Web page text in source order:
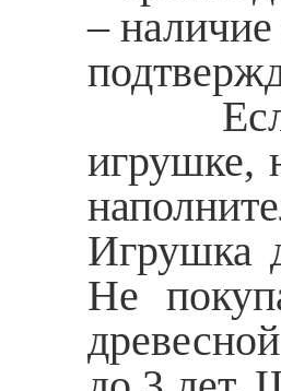
–
Если
игрушке,
Игрушка
Не